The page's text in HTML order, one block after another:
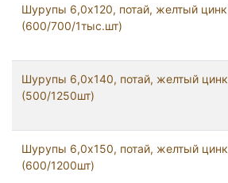
Шурупы 6,0х120, потай, желтый цинк
(600/700/1тыс.шт)
Шурупы 6,0х140, потай, желтый цинк
(500/1250шт)
Шурупы 6,0х150, потай, желтый цинк
(600/1200шт)